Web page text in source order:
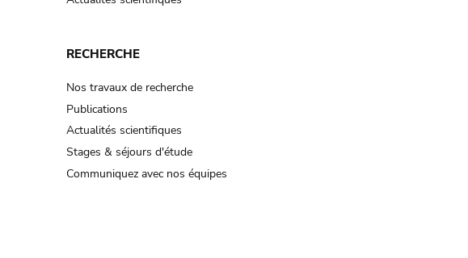
RECHERCHE
Nos travaux de recherche
Publications
Actualités scientifiques
Stages & séjours d'étude
Communiquez avec nos équipes